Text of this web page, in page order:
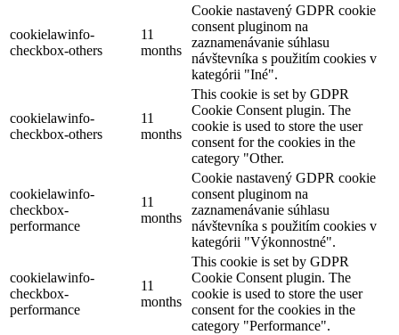
cookielawinfo-
checkbox-others
11
months
Cookie nastavený GDPR cookie
consent pluginom na
zaznamenávanie súhlasu
návštevníka s použitím cookies v
kategórii "Iné".
cookielawinfo-
checkbox-others
11
months
This cookie is set by GDPR
Cookie Consent plugin. The
cookie is used to store the user
consent for the cookies in the
category "Other.
cookielawinfo-
checkbox-
performance
11
months
Cookie nastavený GDPR cookie
consent pluginom na
zaznamenávanie súhlasu
návštevníka s použitím cookies v
kategórii "Výkonnostné".
cookielawinfo-
checkbox-
performance
11
months
This cookie is set by GDPR
Cookie Consent plugin. The
cookie is used to store the user
consent for the cookies in the
category "Performance".